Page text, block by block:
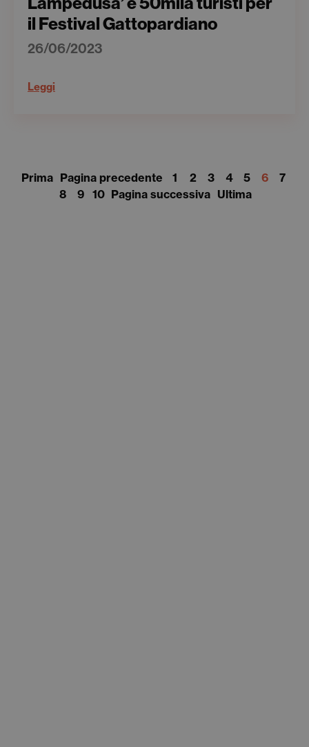
il Festival Gattopardiano
26/06/2023
Leggi
Prima Pagina precedente 1 2 3 4 5 6
7
8
9 10 Pagina successiva Ultima